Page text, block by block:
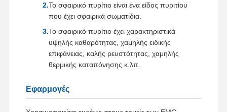
Το σφαιρικό πυρίτιο είναι ένα είδος πυριτίου
που έχει σφαιρικά σωματίδια.
Το σφαιρικό πυρίτιο έχει χαρακτηριστικά
υψηλής καθαρότητας, χαμηλής ειδικής
επιφάνειας, καλής ρευστότητας, χαμηλής
θερμικής καταπόνησης κ.λπ.
Εφαρμογές